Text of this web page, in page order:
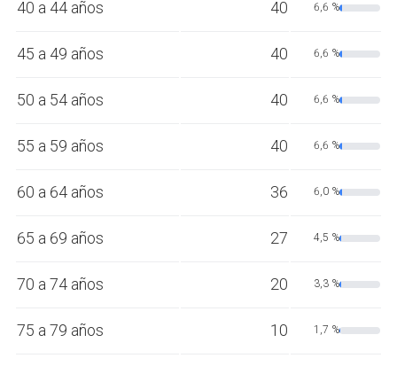
40 a 44 años 40 6,6 %
45 a 49 años 40 6,6 %
50 a 54 años 40 6,6 %
55 a 59 años 40 6,6 %
60 a 64 años 36 6,0 %
65 a 69 años 27 4,5 %
70 a 74 años 20 3,3 %
75 a 79 años 10 1,7 %